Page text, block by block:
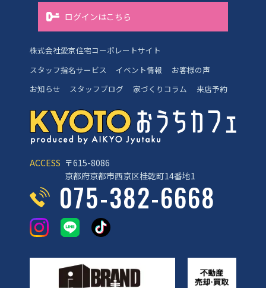
ACCESS 〒615-8086
京都府京都市西京区桂乾町14番地1
075-382-6668
ログインはこちら
株式会社愛京住宅コーポレートサイト
スタッフ指名サービス
イベント情報
お客様の声
お知らせ
スタッフブログ 家づくりコラム 来店予約